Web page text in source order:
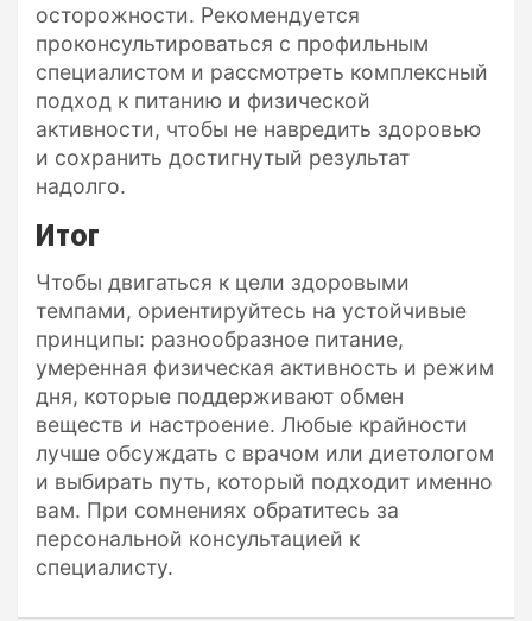
осторожности. Рекомендуется
проконсультироваться с профильным
специалистом и рассмотреть комплексный
подход к питанию и физической
активности, чтобы не навредить здоровью
и сохранить достигнутый результат
надолго.
Итог
Чтобы двигаться к цели здоровыми
темпами, ориентируйтесь на устойчивые
принципы: разнообразное питание,
умеренная физическая активность и режим
дня, которые поддерживают обмен
веществ и настроение. Любые крайности
лучше обсуждать с врачом или диетологом
и выбирать путь, который подходит именно
вам. При сомнениях обратитесь за
персональной консультацией к
специалисту.